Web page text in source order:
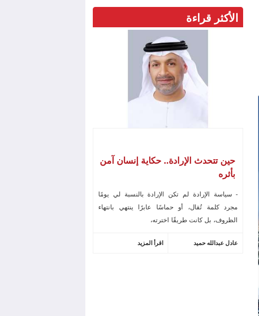
الأكثر قراءة
حين تتحدث الإرادة.. حكاية إنسان آمن
بأثره
- سياسة الإرادة لم تكن الإرادة بالنسبة لي يومًا
مجرد كلمة تُقال، أو حماسًا عابرًا ينتهي بانتهاء
الظروف، بل كانت طريقًا اخترته،
عادل عبدالله حميد اقرأ المزيد